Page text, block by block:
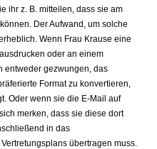
ihr z. B. mitteilen, dass sie am
Der Aufwand, um solche
Wenn Frau Krause eine
oder an einem
entweder gezwungen, das
Format zu konvertieren,
Oder wenn sie die E-Mail auf
merken, dass sie diese dort
in das
übertragen muss.